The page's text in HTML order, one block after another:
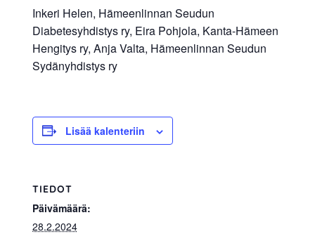
Inkeri Helen, Hämeenlinnan Seudun
Diabetesyhdistys ry, Eira Pohjola, Kanta-Hämeen
Hengitys ry, Anja Valta, Hämeenlinnan Seudun
Sydänyhdistys ry
Lisää kalenteriin
TIEDOT
Päivämäärä:
28.2.2024